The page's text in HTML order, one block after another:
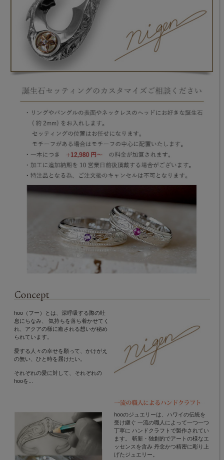
hoo（フー）とは、深呼吸する際の吐
息にちなみ、 気持ちを落ち着かせてく
れ、アクアの様に癒される想いが秘め
られています。
愛する人々の幸せを願って、かけがえ
の無い、ひと時を届けたい。
それぞれの愛に対して、それぞれの
hooを...
hooのジュエリーは、ハワイの伝統を
受け継ぐ 一流の職人によって一つ一つ
丁寧に ハンドクラフトで製作されてい
ます。 斬新・独創的でアートの様なエ
ッセンスを含み 丹念かつ精密に彫り上
げたジュエリー。